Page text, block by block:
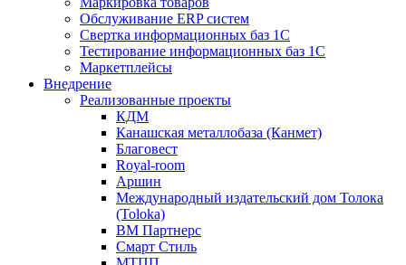
Обслуживание ERP систем
Свертка информационных баз 1С
Тестирование информационных баз 1С
Маркетплейсы
Внедрение
Реализованные проекты
КДМ
Канашская металлобаза (Канмет)
Благовест
Royal-room
Аршин
Международный издательский дом Толока
(Toloka)
ВМ Партнерс
Смарт Стиль